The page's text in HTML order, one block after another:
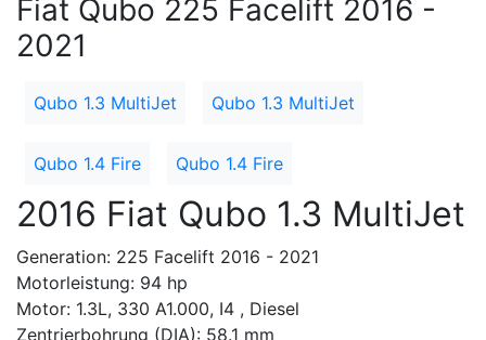
Fiat Qubo 225 Facelift 2016 -
2021
Qubo 1.3 MultiJet Qubo 1.3 MultiJet
Qubo 1.4 Fire Qubo 1.4 Fire
2016 Fiat Qubo 1.3 MultiJet
Generation: 225 Facelift 2016 - 2021
Motorleistung: 94 hp
Motor: 1.3L, 330 A1.000, I4 , Diesel
Zentrierbohrung (DIA): 58.1 mm